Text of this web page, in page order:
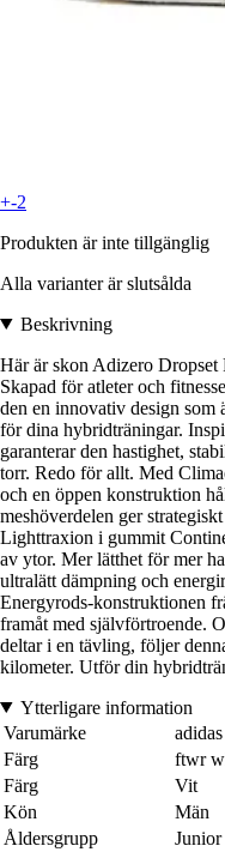
+-2
Produkten är inte tillgänglig
Alla varianter är slutsålda
Beskrivning
Här är skon Adizero
Skapad för atleter och
den en innovativ design
för dina hybridträningar.
garanterar den hastighet,
torr. Redo för allt. Med
och en öppen konstruktion
meshöverdelen ger
Lighttraxion i gummit
av ytor. Mer lätthet för mer
ultralätt dämpning och
Energyrods-konstruktionen
framåt med självförtroende.
deltar i en tävling, följer
kilometer. Utför din
Ytterligare information
Varumärke
adidas
Färg
ftwr
Färg
Vit
Kön
Män
Åldersgrupp
Junior